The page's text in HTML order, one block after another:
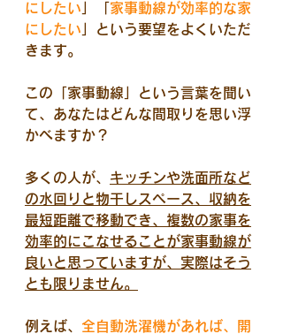
にしたい
家事動線が効率的な家
にしたい 」という要望をよくいただ
きます。
この「家事動線」という言葉を聞い
て、あなたはどんな間取りを思い浮
かべますか？
多くの人が、 キッチンや洗面所など
の水回りと物干しスペース、収納を
最短距離で移動でき、複数の家事を
効率的にこなせることが家事動線が
良いと思っていますが、実際はそう
とも限りません。
例えば、 全自動洗濯機があれば、開